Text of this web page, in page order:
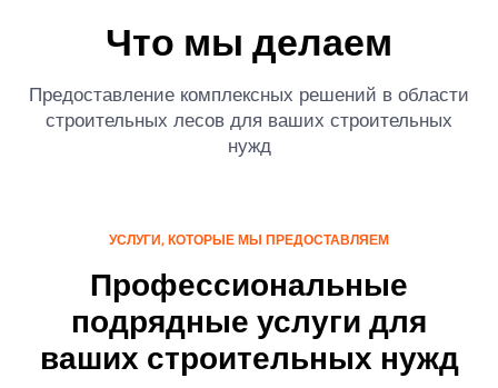
Что мы делаем
Предоставление комплексных решений в области
строительных лесов для ваших строительных
нужд
УСЛУГИ, КОТОРЫЕ МЫ ПРЕДОСТАВЛЯЕМ
Профессиональные
подрядные услуги для
ваших строительных нужд